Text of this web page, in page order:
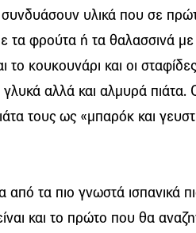
υλικά που σε
τα φρούτα ή τα θαλασσινά με
το κουκουνάρι και οι
αλλά και αλμυρά πιάτα.
τους ως «μπαρόκ και
από τα πιο γνωστά ισπανικά
και το πρώτο που θα